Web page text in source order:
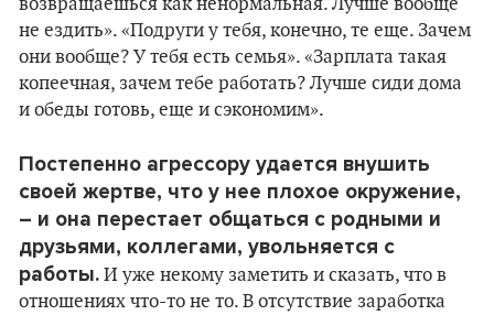
не ездить». «Подруги у тебя, конечно, те еще. Зачем
они вообще? У тебя есть семья». «Зарплата такая
копеечная, зачем тебе работать? Лучше сиди дома
и обеды готовь, еще и сэкономим».
Постепенно агрессору удается внушить
своей жертве, что у нее плохое окружение,
– и она перестает общаться с родными и
друзьями, коллегами, увольняется с
работы. И уже некому заметить и сказать, что в
отношениях что-то не то. В отсутствие заработка